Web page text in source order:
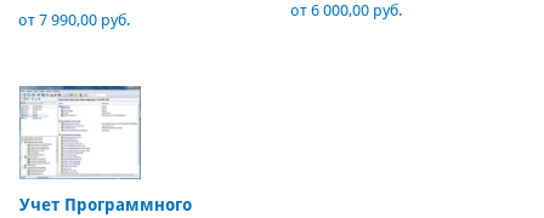
от 7 990,00 руб.
от 6 000,00 руб.
Учет Программного